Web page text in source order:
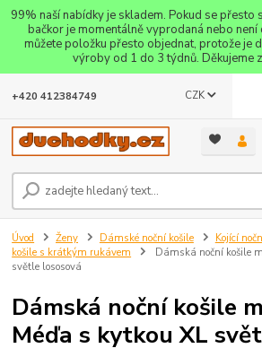
99% naší nabídky je skladem. Pokud se přesto
bačkor je momentálně vyprodaná nebo není
můžete položku přesto objednat, protože je
výroby od 1 do 3 týdnů. Děkujeme
CZK
+420 412384749
Úvod Ženy Dámské noční košile Kojící
košile s krátkým rukávem
Dámská noční košile
světle lososová
Dámská noční košile
Méďa s kytkou XL